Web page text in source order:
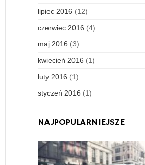
lipiec 2016 (12)
czerwiec 2016 (4)
maj 2016 (3)
kwiecień 2016 (1)
luty 2016 (1)
styczeń 2016 (1)
NAJPOPULARNIEJSZE